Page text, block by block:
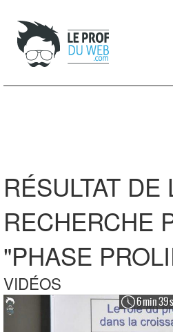
RÉSULTAT DE
RECHERCHE
"PHASE
VIDÉOS
6 min 39 s